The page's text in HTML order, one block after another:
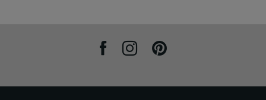
FacebookInstagramPinterest